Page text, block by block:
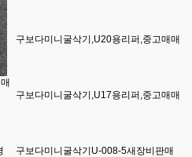
구보다미니굴삭기,U20용리퍼,중고매매
구보다미니굴삭기,U17용리퍼,중고매매
구보다미니굴삭기U-008-5새장비판매